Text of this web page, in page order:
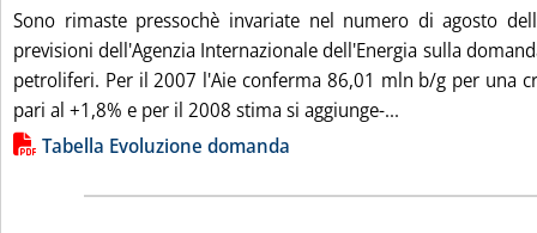
Sono rimaste pressochè invariate nel numero di agosto
previsioni dell'Agenzia Internazionale dell'Energia sulla
petroliferi. Per il 2007 l'Aie conferma 86,01 mln b/g per una
pari al +1,8% e per il 2008 stima si aggiunge-...
Lista allegati PDF alla notizia
Tabella Evoluzione domanda